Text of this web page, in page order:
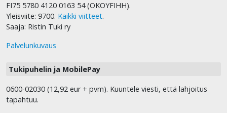
FI75 5780 4120 0163 54 (OKOYFIHH).
Yleisviite: 9700. Kaikki viitteet.
Saaja: Ristin Tuki ry
Palvelunkuvaus
Tukipuhelin ja MobilePay
0600-02030 (12,92 eur + pvm). Kuuntele viesti, että lahjoitus
tapahtuu.